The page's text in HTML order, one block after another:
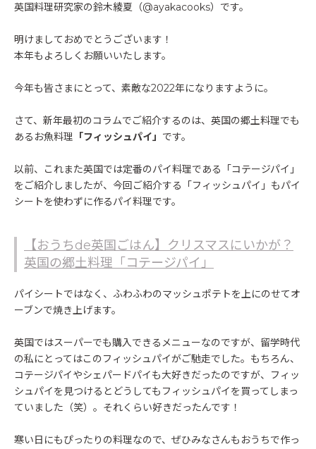
英国料理研究家の鈴木綾夏（@ayakacooks）です。
明けましておめでとうございます！
本年もよろしくお願いいたします。
今年も皆さまにとって、素敵な2022年になりますように。
さて、新年最初のコラムでご紹介するのは、英国の郷土料理でも
あるお魚料理 「フィッシュパイ」 です。
以前、これまた英国では定番のパイ料理である「コテージパイ」
をご紹介しましたが、今回ご紹介する「フィッシュパイ」もパイ
シートを使わずに作るパイ料理です。
【おうちde英国ごはん】クリスマスにいかが？
英国の郷土料理「コテージパイ」
パイシートではなく、ふわふわのマッシュポテトを上にのせてオ
ーブンで焼き上げます。
英国ではスーパーでも購入できるメニューなのですが、留学時代
の私にとってはこのフィッシュパイがご馳走でした。もちろん、
コテージパイやシェパードパイも大好きだったのですが、フィッ
シュパイを見つけるとどうしてもフィッシュパイを買ってしまっ
ていました（笑）。それくらい好きだったんです！
寒い日にもぴったりの料理なので、ぜひみなさんもおうちで作っ